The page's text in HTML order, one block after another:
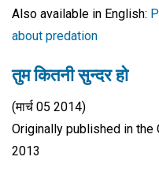
Also available in English:
about predation
तुम कितनी सुन्दर हो
(मार्च 05 2014)
Originally published in the
2013